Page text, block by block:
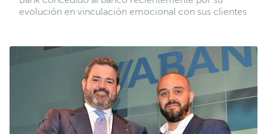
evolución en vinculación emocional con sus clientes